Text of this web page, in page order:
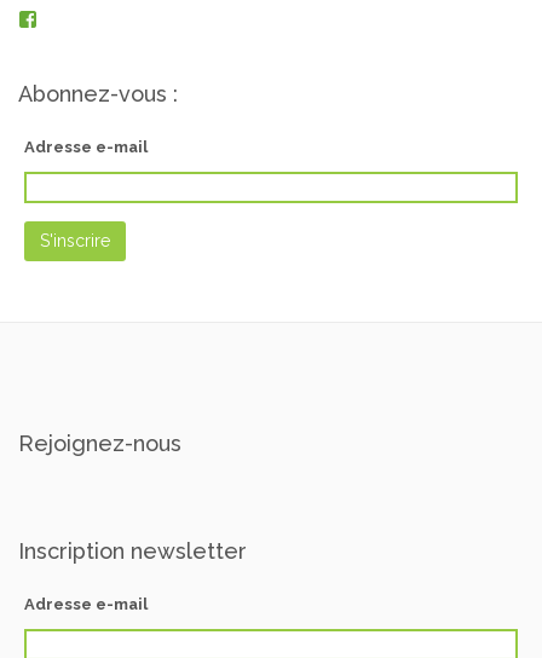
https://www.facebook.com/pepinieresgabriel/?
Facebook
Abonnez-vous :
Adresse e-mail
Rejoignez-nous
Inscription newsletter
Adresse e-mail